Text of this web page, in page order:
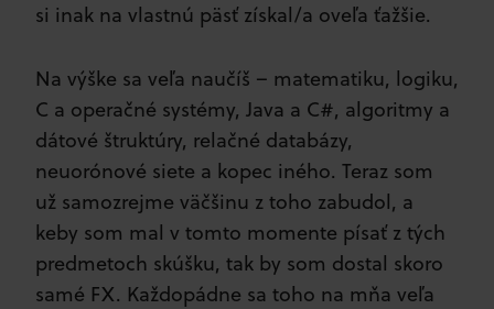
si inak na vlastnú päsť získal/a oveľa ťažšie.
Na výške sa veľa naučíš – matematiku, logiku,
C a operačné systémy, Java a C#, algoritmy a
dátové štruktúry, relačné databázy,
neuorónové siete a kopec iného. Teraz som
už samozrejme väčšinu z toho zabudol, a
keby som mal v tomto momente písať z tých
predmetoch skúšku, tak by som dostal skoro
samé FX. Každopádne sa toho na mňa veľa